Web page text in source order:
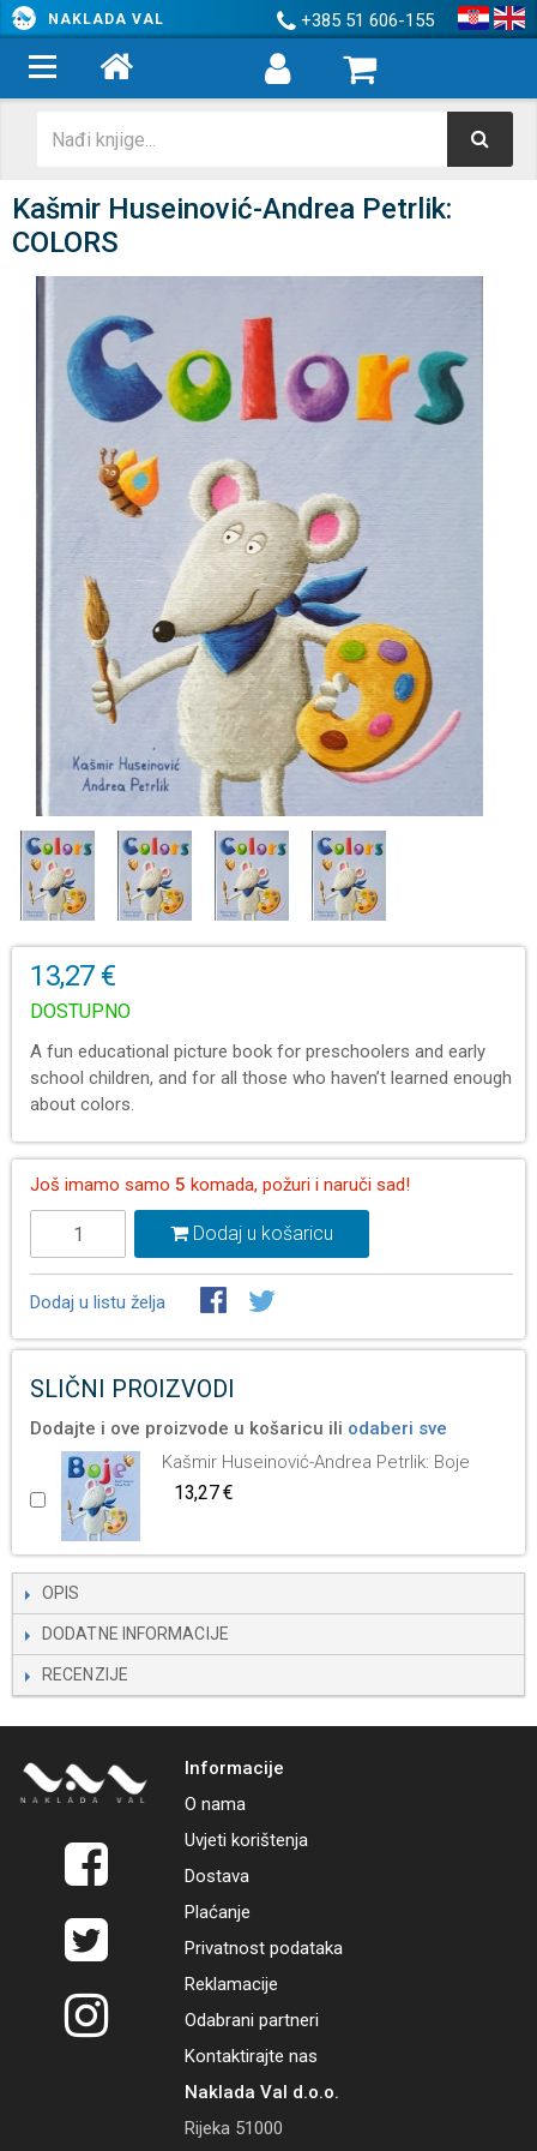
NAKLADA VAL +385 51 606-155
Kašmir Huseinović-Andrea Petrlik:
COLORS
13,27 €
DOSTUPNO
A fun educational picture book for preschoolers and early
school children, and for all those who haven’t learned enough
about colors.
Još imamo samo 5 komada, požuri i naruči sad!
Dodaj u košaricu
Dodaj u listu želja
SLIČNI PROIZVODI
Dodajte i ove proizvode u košaricu ili odaberi sve
Kašmir Huseinović-Andrea Petrlik: Boje
13,27 €
OPIS
DODATNE INFORMACIJE
RECENZIJE
Informacije
O nama
Uvjeti korištenja
Dostava
Plaćanje
Privatnost podataka
Reklamacije
Odabrani partneri
Kontaktirajte nas
Naklada Val d.o.o.
Rijeka 51000